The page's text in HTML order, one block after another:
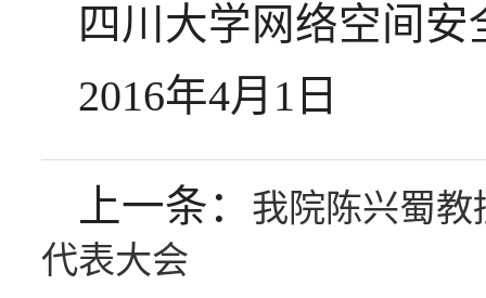
四川大学网络空间安
2016年4月1日
上一条：
我院陈兴蜀教
代表大会